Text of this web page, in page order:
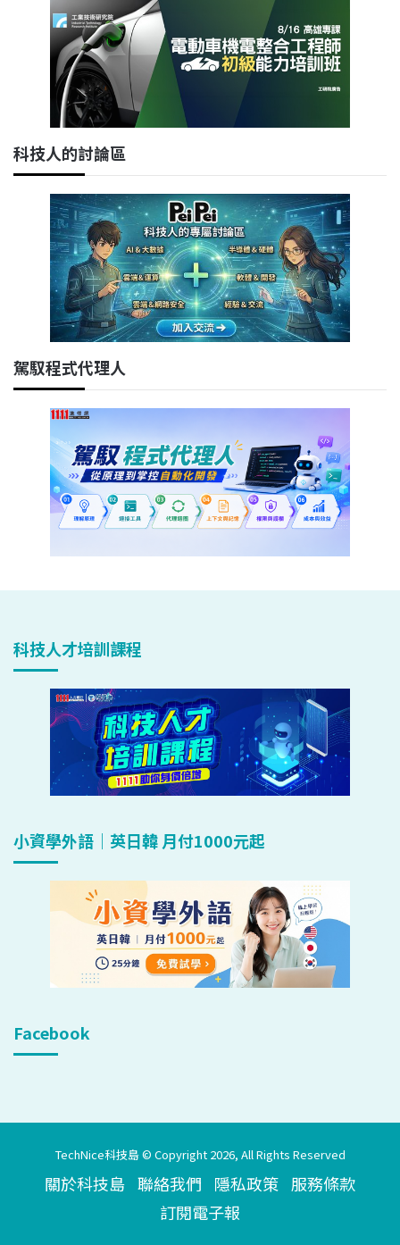
科技人的討論區
駕馭程式代理人
科技人才培訓課程
小資學外語｜英日韓 月付1000元起
Facebook
TechNice科技島 © Copyright 2026, All Rights Reserved
關於科技島 聯絡我們 隱私政策 服務條款
訂閱電子報